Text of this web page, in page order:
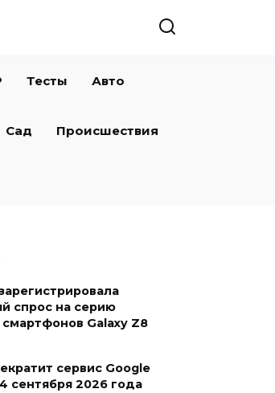
Тесты Авто
Сад Происшествия
спрос на серию
Galaxy Z8
сервис Google
сентября 2026 года